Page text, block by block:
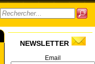
NEWSLETTER
Email